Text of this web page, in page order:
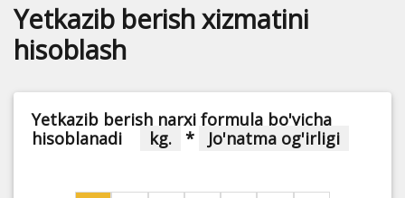
Yetkazib berish xizmatini
hisoblash
Yetkazib berish narxi formula bo'yicha
hisoblanadi
kg. * Jo'natma og'irligi